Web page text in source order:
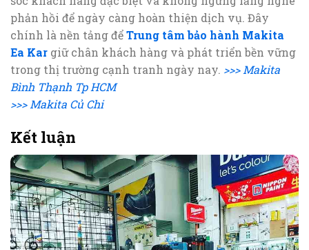
phản hồi để ngày càng hoàn thiện dịch vụ. Đây
chính là nền tảng đểTrung tâm bảo hành Makita
Ea Kar giữ chân khách hàng và phát triển bền vững
trong thị trường cạnh tranh ngày nay. >>> Makita
Bình Thạnh Tp HCM
>>> Makita Củ Chi
Kết luận